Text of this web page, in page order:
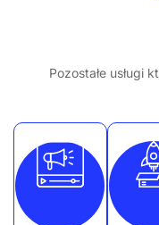
Pozostałe usługi